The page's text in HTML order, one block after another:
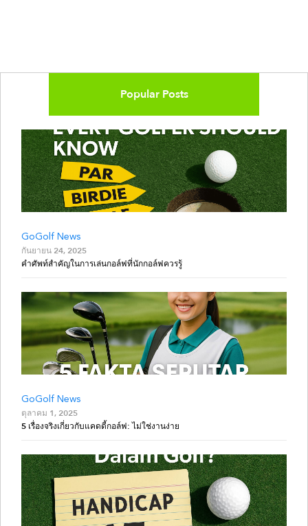
Popular Posts
GoGolf News
กันยายน 24, 2025
คำศัพท์สำคัญในการเล่นกอล์ฟที่นักกอล์ฟควรรู้
GoGolf News
ตุลาคม 1, 2025
5 เรื่องจริงเกี่ยวกับแคดดี้กอล์ฟ: ไม่ใช่งานง่าย